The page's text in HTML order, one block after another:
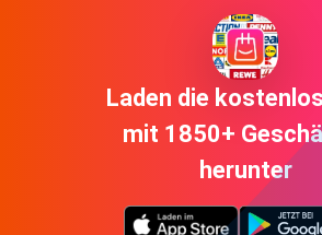
Laden die
mit 1850+
herunter